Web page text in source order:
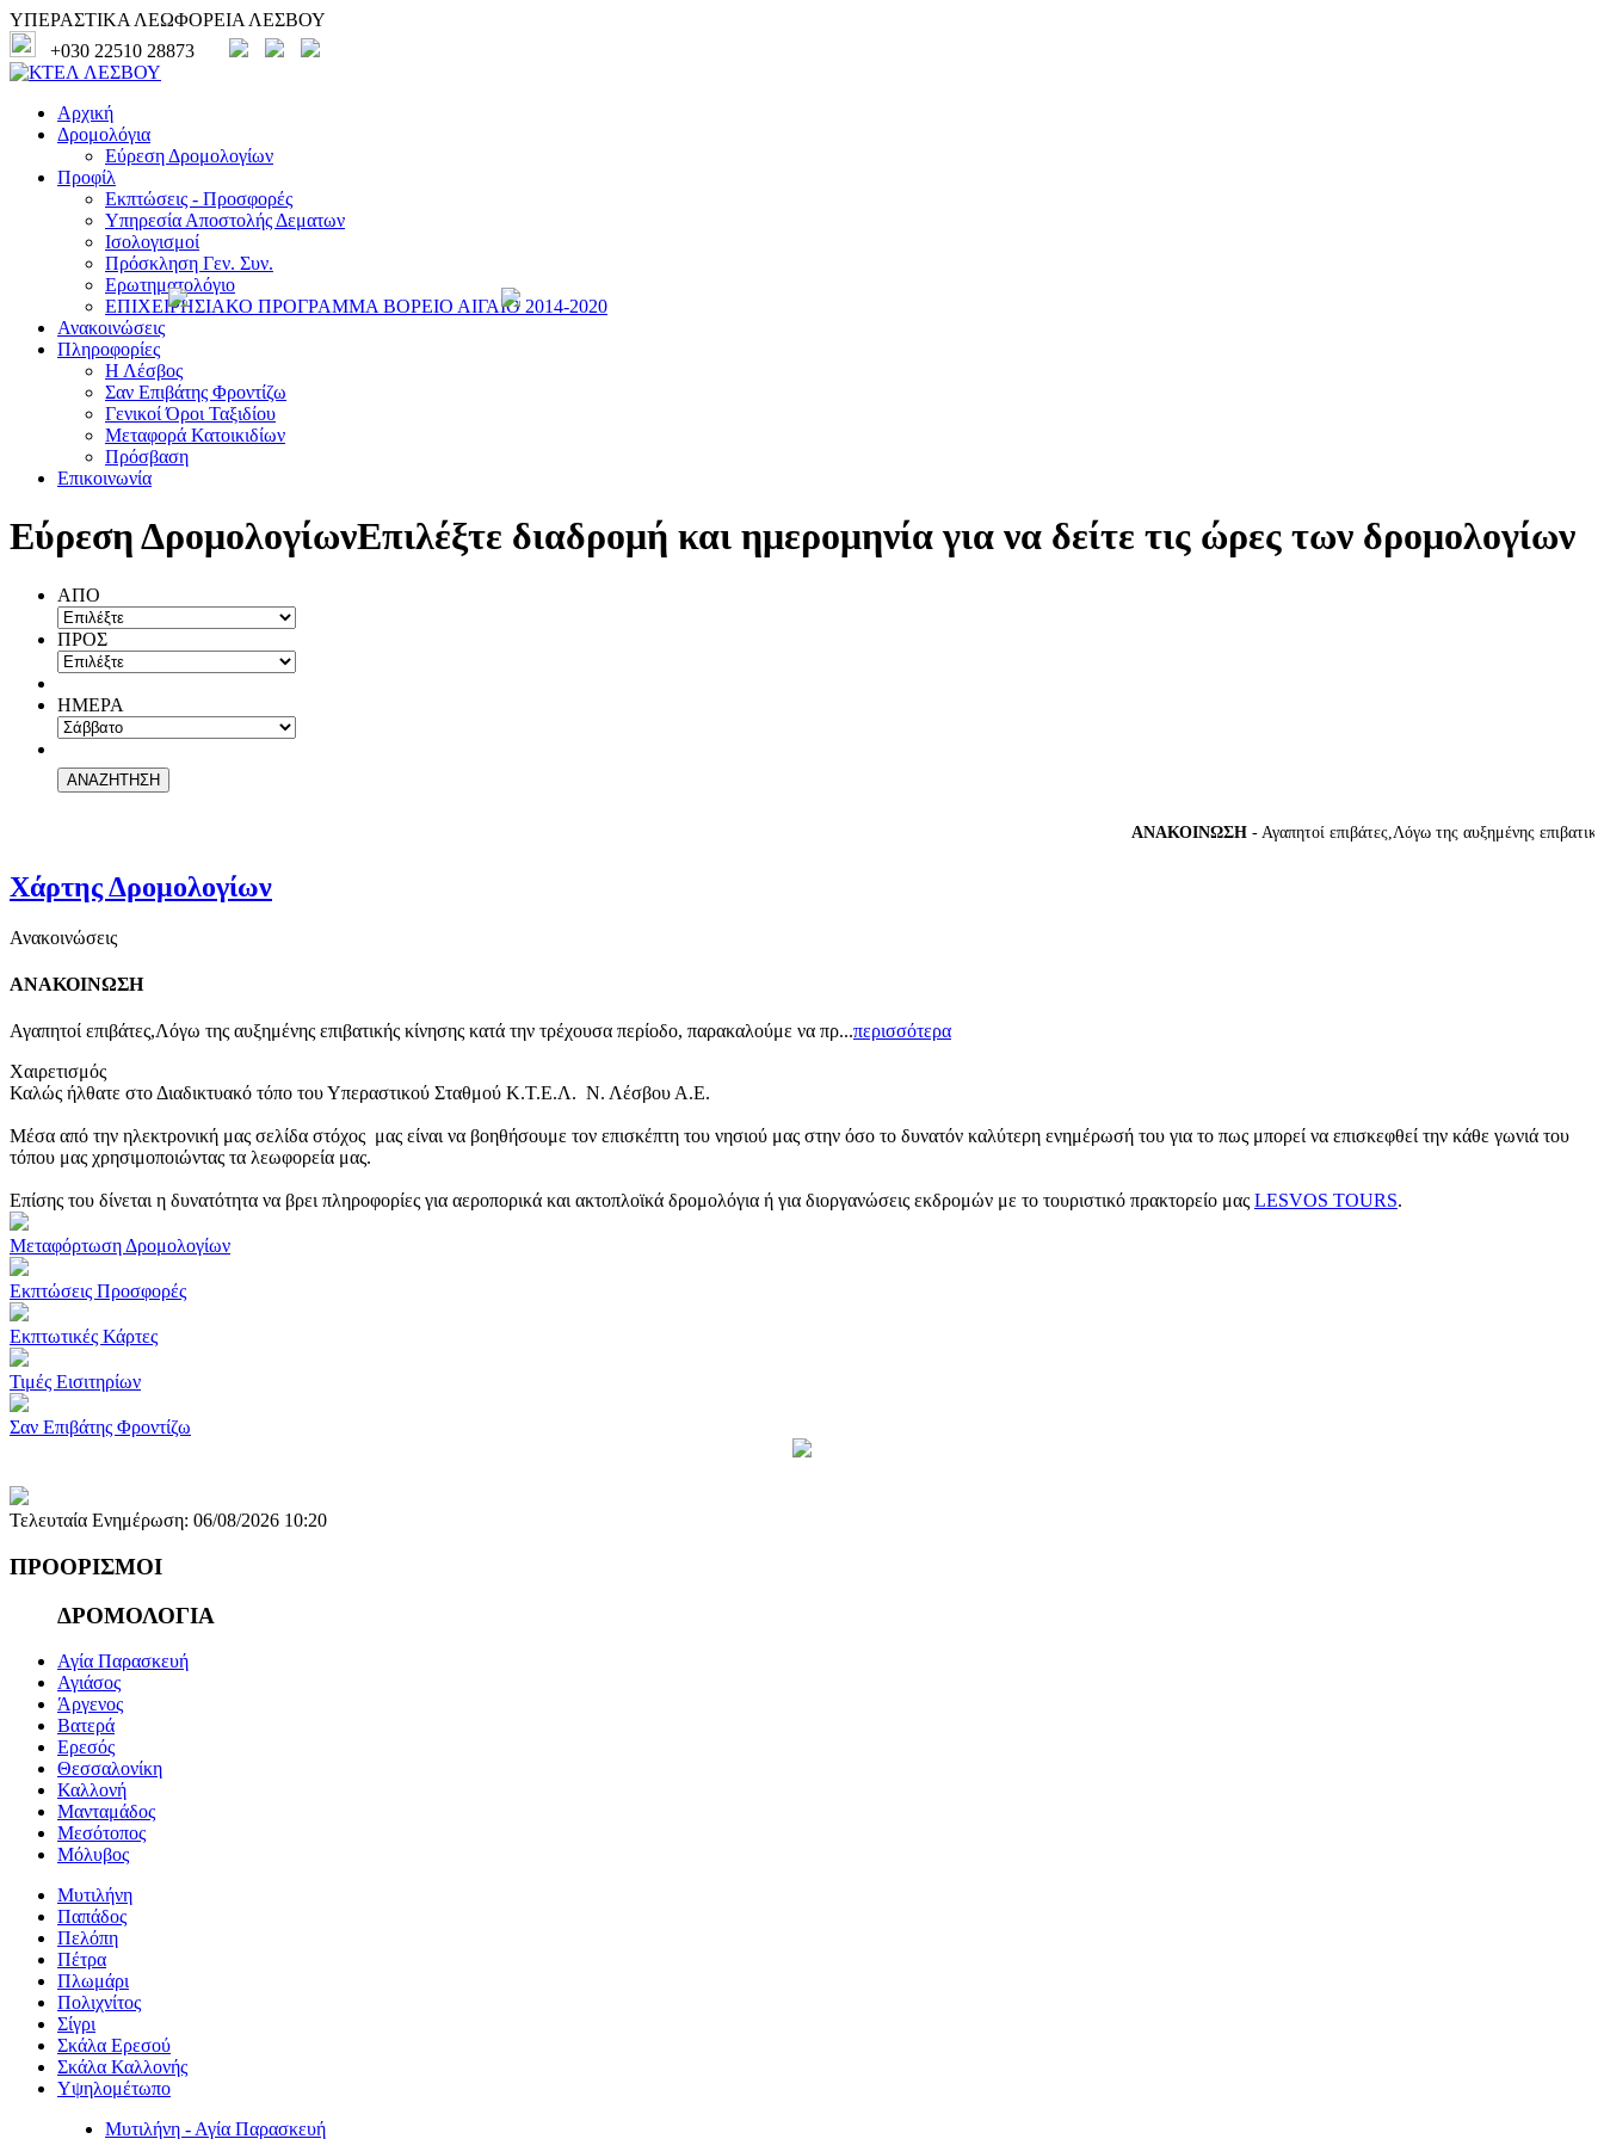
ΥΠΕΡΑΣΤΙΚΑ ΛΕΩΦΟΡΕΙΑ ΛΕΣΒΟΥ
+030 22510 28873
Αρχική
Δρομολόγια
Εύρεση Δρομολογίων
Προφίλ
Εκπτώσεις - Προσφορές
Υπηρεσία Αποστολής Δεματων
Ισολογισμοί
Πρόσκληση Γεν. Συν.
Ερωτηματολόγιο
ΕΠΙΧΕΙΡΗΣΙΑΚΟ ΠΡΟΓΡΑΜΜΑ ΒΟΡΕΙΟ ΑΙΓΑΙΟ 2014-2020
Ανακοινώσεις
Πληροφορίες
Η Λέσβος
Σαν Επιβάτης Φροντίζω
Γενικοί Όροι Ταξιδίου
Μεταφορά Κατοικιδίων
Πρόσβαση
Επικοινωνία
Εύρεση ΔρομολογίωνΕπιλέξτε διαδρομή και ημερομηνία για να δείτε τις ώρες των δρομολογίων
ΑΠΟ
ΠΡΟΣ
ΗΜΕΡΑ
ΑΝΑΚΟΙΝΩΣΗ- Αγαπητοί επιβάτες,Λόγω της αυξημένης επιβατικής
Χάρτης Δρομολογίων
Ανακοινώσεις
ΑΝΑΚΟΙΝΩΣΗ
Αγαπητοί επιβάτες,Λόγω της αυξημένης επιβατικής κίνησης κατά την τρέχουσα περίοδο, παρακαλούμε να πρ...περισσότερα
Χαιρετισμός
Καλώς ήλθατε στο Διαδικτυακό τόπο του Υπεραστικού Σταθμού Κ.Τ.Ε.Λ. Ν. Λέσβου Α.Ε.
Μέσα από την ηλεκτρονική μας σελίδα στόχος μας είναι να βοηθήσουμε τον επισκέπτη του νησιού μας στην όσο το δυνατόν καλύτερη ενημέρωσή του για το πως μπορεί να επισκεφθεί την κάθε γωνιά του
τόπου μας χρησιμοποιώντας τα λεωφορεία μας.
Επίσης του δίνεται η δυνατότητα να βρει πληροφορίες για αεροπορικά και ακτοπλοϊκά δρομολόγια ή για διοργανώσεις εκδρομών με το τουριστικό πρακτορείο μας LESVOS TOURS.
Μεταφόρτωση Δρομολογίων
Εκπτώσεις Προσφορές
Εκπτωτικές Κάρτες
Τιμές Εισιτηρίων
Σαν Επιβάτης Φροντίζω
Τελευταία Ενημέρωση: 06/08/2026 10:20
ΠΡΟΟΡΙΣΜΟΙ
ΔΡΟΜΟΛΟΓΙΑ
Αγία Παρασκευή
Αγιάσος
Άργενος
Βατερά
Ερεσός
Θεσσαλονίκη
Καλλονή
Μανταμάδος
Μεσότοπος
Μόλυβος
Μυτιλήνη
Παπάδος
Πελόπη
Πέτρα
Πλωμάρι
Πολιχνίτος
Σίγρι
Σκάλα Ερεσού
Σκάλα Καλλονής
Υψηλομέτωπο
Μυτιλήνη - Αγία Παρασκευή